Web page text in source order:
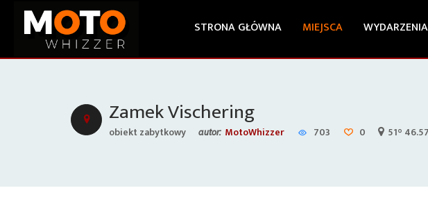
STRONA GŁÓWNA MIEJSCA WYDARZENIA
Zamek Vischering
obiekt zabytkowy autor: MotoWhizzer 703 0 51°